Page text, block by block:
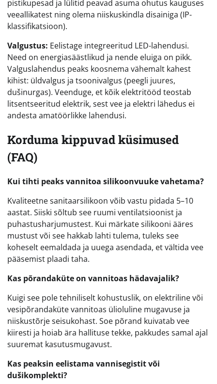
pistikupesad ja lülitid peavad asuma ohutus kauguses
veeallikatest ning olema niiskuskindla disainiga (IP-
klassifikatsioon).
Valgustus: Eelistage integreeritud LED-lahendusi.
Need on energiasäästlikud ja nende eluiga on pikk.
Valguslahendus peaks koosnema vähemalt kahest
kihist: üldvalgus ja tsoonivalgus (peegli juures,
dušinurgas). Veenduge, et kõik elektritööd teostab
litsentseeritud elektrik, sest vee ja elektri lähedus ei
andesta amatöörlikke lahendusi.
Korduma kippuvad küsimused
(FAQ)
Kui tihti peaks vannitoa silikoonvuuke vahetama?
Kvaliteetne sanitaarsilikoon võib vastu pidada 5–10
aastat. Siiski sõltub see ruumi ventilatsioonist ja
puhastusharjumustest. Kui märkate silikooni ääres
mustust või see hakkab lahti tulema, tuleks see
koheselt eemaldada ja uuega asendada, et vältida vee
pääsemist plaadi taha.
Kas põrandaküte on vannitoas hädavajalik?
Kuigi see pole tehniliselt kohustuslik, on elektriline või
vesipõrandaküte vannitoas ülioluline mugavuse ja
niiskustõrje seisukohast. Soe põrand kuivatab vee
kiiresti ja hoiab ära hallituse tekke, pakkudes samal ajal
suuremat kasutusmugavust.
Kas peaksin eelistama vannisegistit või
dušikomplekti?